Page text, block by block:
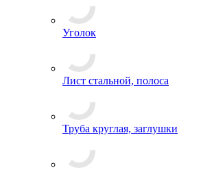
Уголок
Лист стальной, полоса
Труба круглая, заглушки